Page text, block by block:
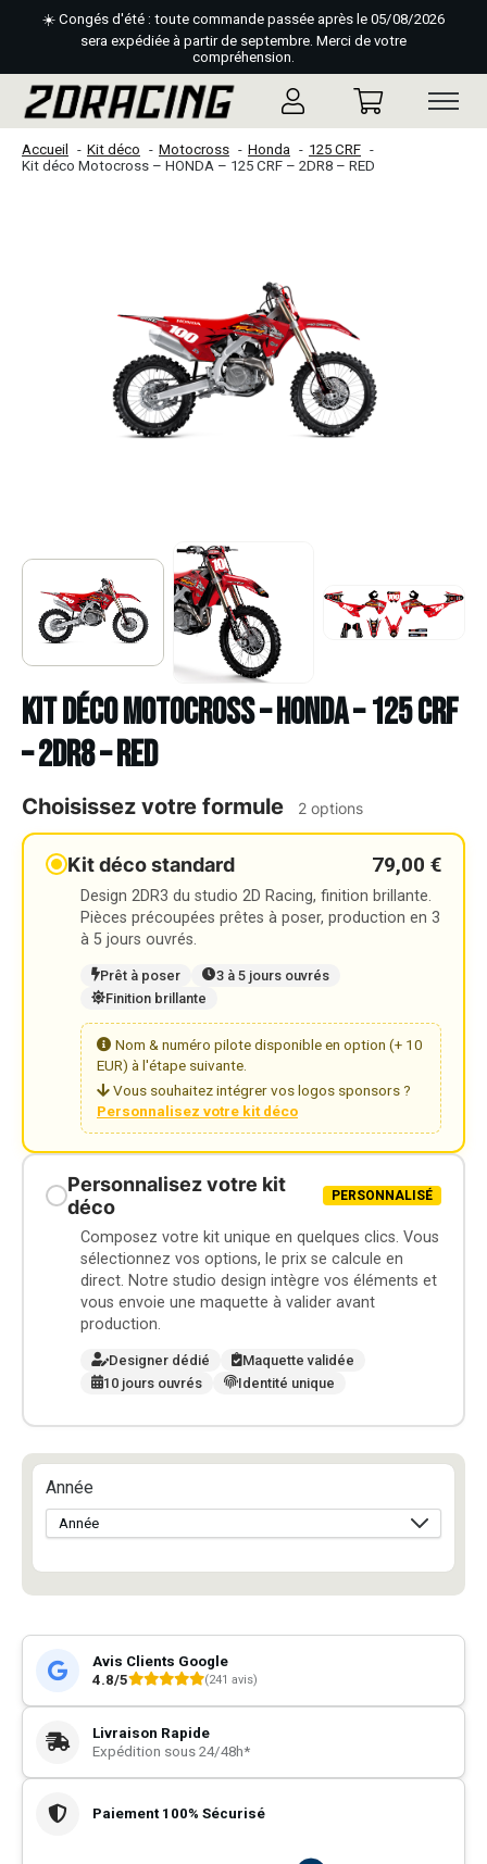
☀️ Congés d'été : toute commande passée après le 05/08/2026
sera expédiée à partir de septembre. Merci de votre
compréhension.
Accueil Kit déco Motocross Honda
125 CRF
Kit déco Motocross – HONDA – 125 CRF – 2DR8 – RED
Kit déco Motocross – HONDA – 125 CRF
– 2DR8 – RED
Choisissez votre formule 2 options
Kit déco standard 79,00 €
Design 2DR3 du studio 2D Racing, finition brillante.
Pièces précoupées prêtes à poser, production en 3
à 5 jours ouvrés.
Prêt à poser
3 à 5 jours ouvrés
Finition brillante
Nom & numéro pilote disponible en option (+ 10
EUR) à l'étape suivante.
Vous souhaitez intégrer vos logos sponsors ?
Personnalisez votre kit déco
Personnalisez votre kit
déco
PERSONNALISÉ
Composez votre kit unique en quelques clics. Vous
sélectionnez vos options, le prix se calcule en
direct. Notre studio design intègre vos éléments et
vous envoie une maquette à valider avant
production.
Designer dédié
Maquette validée
10 jours ouvrés
Identité unique
Année
Avis Clients Google
4.8/5
(241 avis)
Livraison Rapide
Expédition sous 24/48h*
Paiement 100% Sécurisé